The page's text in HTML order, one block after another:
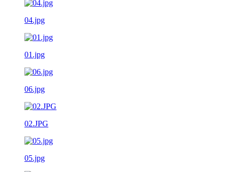
04.jpg
01.jpg
06.jpg
02.JPG
05.jpg